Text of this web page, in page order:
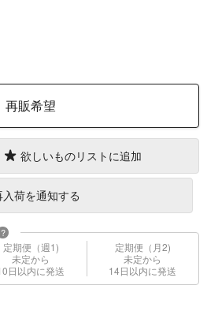
再販希望
欲しいものリストに追加
入荷を通知する
?
定期便（週1)
未定から
日以内に発送
定期便（月2)
未定から
14日以内に発送